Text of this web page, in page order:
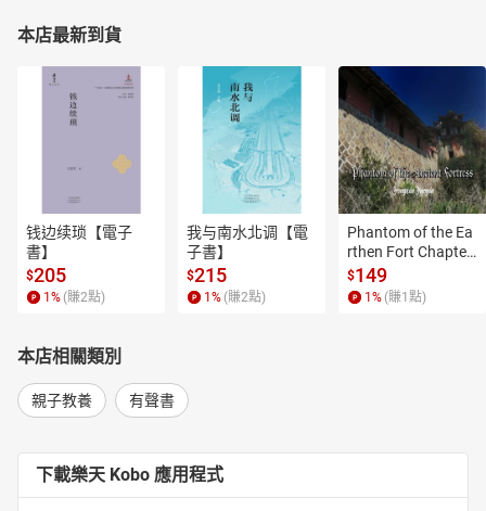
本店最新到貨
钱边续琐【電子
書】
$205
1 % (賺2點)
我与南水北调【電
子書】
$215
1 % (賺2點)
Phantom of the Ea
rthen Fort Chapter
4【有聲書】
$149
1 % (賺1 點)
本店相關類別
親子教養 有聲書
下載樂天 Kobo 應用程式